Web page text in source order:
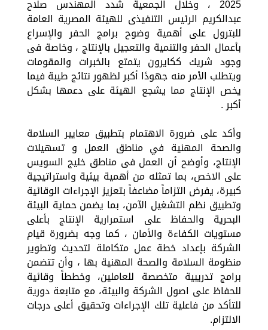
2025 ، وخلال الجمعية شدد المهندس صلاح
عبدالكريم الرئيس التنفيذى للهيئة المصرية العامة
للبترول على أهمية وضوح برامج الحفر والإسراع
بأعمال الحفر والتنمية والتعجيل بالإنتاج ، وخاصة فى
وجود شريك ككايرون يتمتع بالخبرات والمقومات
ويتطلب الأمر منه جهودًا أكبر لظهور نتائج طيبة فيما
يخص الإنتاج مما يشجع الهيئة على دعمها بشكل
أكبر .
وأكد على ضرورة الاهتمام بتطبيق معايير السلامة
والصحة المهنية في مناطق العمل و تسهيلات
الإنتاج، وأوضح أن العمل فى مناطق خليج السويس
على الاخص، بما تمثله من أهمية بيئية واستراتيجية
كبيرة، يفرض التزاماً مضاعفاً بتعزيز الإجراءات الوقائية
وتطبيق نظم التشغيل الآمن، بما يضمن حماية البيئة
البحرية والحفاظ على استمرارية الإنتاج بأعلى
مستويات الكفاءة والأمان ، كما وجه بضرورة قيام
الشركة بإعداد خطة عمل متكاملة لتحديث وتطوير
منظومة السلامة والصحة المهنية بها ، وأن تتضمن
برامج تدريبية متخصصة للعاملين، وخططاً وقائية
للحفاظ على اصول الشركة والبيئة، مع متابعة دورية
للتأكد من فاعلية تلك الإجراءات وتحقيق أعلى درجات
الالتزام.